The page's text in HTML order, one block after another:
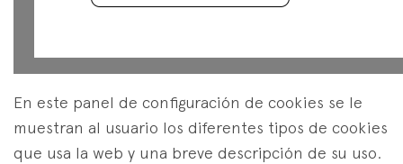
En este panel de configuración de cookies se le
muestran al usuario los diferentes tipos de cookies
que usa la web y una breve descripción de su uso.